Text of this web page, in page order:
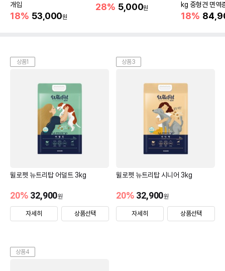
개입
18% 53,000원
28% 5,000원
kg 중형견 면역
18%
상품1
윌로펫 뉴트리탑 어덜트 3kg
32,900원
20%
자세히 상품선택
상품3
윌로펫 뉴트리탑 시니어 3kg
32,900원
20%
자세히 상품선택
상품4